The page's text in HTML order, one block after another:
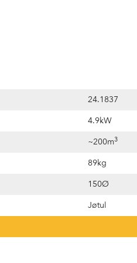
24.1837
4.9kW
~200m3
89kg
150Ø
Jøtul